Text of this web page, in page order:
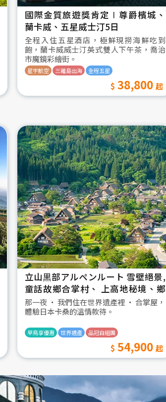
國際金質旅遊獎肯定∣尊爵檳城、
蘭卡威、五星威士汀5日
全程入住五星酒店，極鮮現撈海鮮吃到
飽，蘭卡威威士汀英式雙人下午茶，喬治
市魔鏡彩繪街。
星宇航空 三離島出海 全程五星
38,800
立山黒部アルペンルート 雪壁絕景,
童話故鄉合掌村、 上高地秘境、鄉
村古街町5日
那一夜 ‧ 我們住在世界遺產裡 ‧ 合掌屋，
體驗日本卡桑的溫情款待。
早鳥享優惠 世界遺產 品冠自組團
54,900